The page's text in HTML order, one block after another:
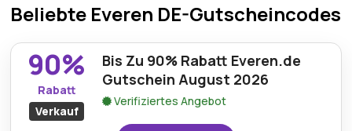
Beliebte Everen DE-Gutscheincodes
90%
Rabatt
Verkauf
Bis Zu 90% Rabatt Everen.de
Gutschein August 2026
Verifiziertes Angebot